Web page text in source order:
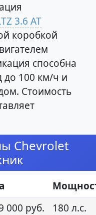
3.6 AT
коробкой
способна
до 100 км/ч и
Стоимость
Chevrolet
000 руб. 180 л.с.